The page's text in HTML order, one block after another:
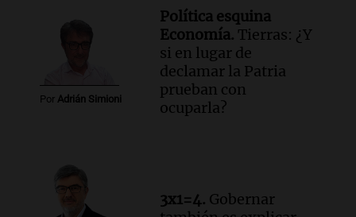
San Cayetano: miles de fieles
llegan a Liniers y marchan hacia Plaza
de Mayo
Episodios
Por Adrián Simioni
Política esquina
Economía. Tierras: ¿Y
si en lugar de
declamar la Patria
prueban con
ocuparla?
3x1=4. Gobernar